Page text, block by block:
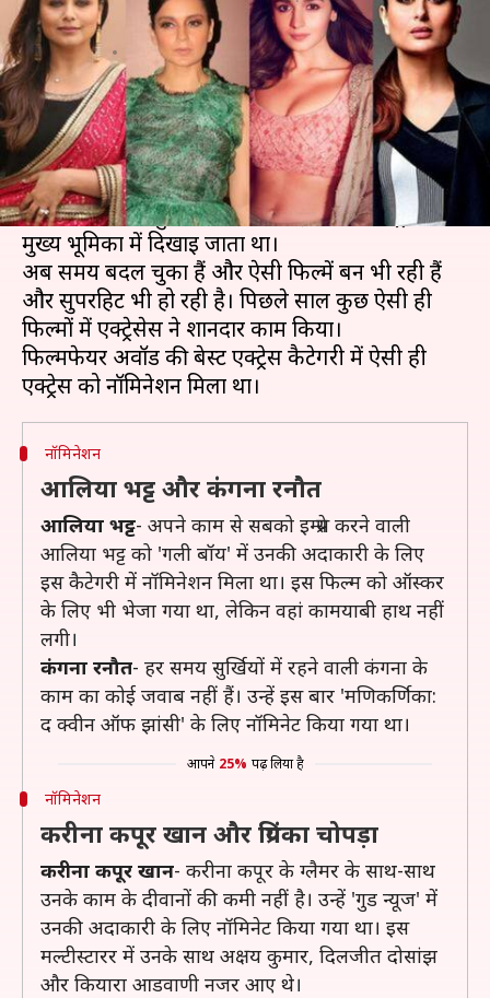
हाथ लगी बेस्ट एक्ट्रेस की बाजी?
लेखन प्रमोद कुमार Feb 16, 2020 12:25 am
क्या है खबर?
एक समय था जब कहा जाता था कि बिना हीरो के कोई
फिल्म नहीं चलती।
लंबे समय ऐसी बहुत कम फिल्में आईं, जिनमें एक्ट्रेस को
मुख्य भूमिका में दिखाई जाता था।
अब समय बदल चुका हैं और ऐसी फिल्में बन भी रही हैं
और सुपरहिट भी हो रही है। पिछले साल कुछ ऐसी ही
फिल्मों में एक्ट्रेसेस ने शानदार काम किया।
फिल्मफेयर अवॉर्ड की बेस्ट एक्ट्रेस कैटेगरी में ऐसी ही
नॉमिनेशन
आलिया भट्ट और कंगना रनौत
आलिया भट्ट- अपने काम से सबको इम्प्रेस करने वाली
आलिया भट्ट को 'गली बॉय' में उनकी अदाकारी के लिए
इस कैटेगरी में नॉमिनेशन मिला था। इस फिल्म को ऑस्कर
के लिए भी भेजा गया था, लेकिन वहां कामयाबी हाथ नहीं
लगी।
कंगना रनौत- हर समय सुर्खियों में रहने वाली कंगना के
काम का कोई जवाब नहीं हैं। उन्हें इस बार 'मणिकर्णिका:
द क्वीन ऑफ झांसी' के लिए नॉमिनेट किया गया था।
आपने 25% पढ़ लिया है
नॉमिनेशन
करीना कपूर खान और प्रियंका चोपड़ा
करीना कपूर खान- करीना कपूर के ग्लैमर के साथ-साथ
उनके काम के दीवानों की कमी नहीं है। उन्हें 'गुड न्यूज' में
उनकी अदाकारी के लिए नॉमिनेट किया गया था। इस
मल्टीस्टारर में उनके साथ अक्षय कुमार, दिलजीत दोसांझ
और कियारा आडवाणी नजर आए थे।